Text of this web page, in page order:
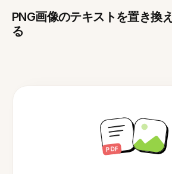
PNG画像のテキストを置き換え
る